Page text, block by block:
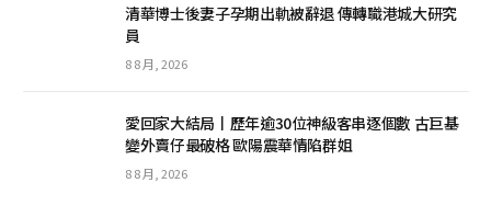
清華博士後妻子孕期出軌被辭退 傳轉職港城大研究
員
8 8 月, 2026
愛回家大結局丨歷年逾30位神級客串逐個數 古巨基
變外賣仔最破格 歐陽震華情陷群姐
8 8 月, 2026